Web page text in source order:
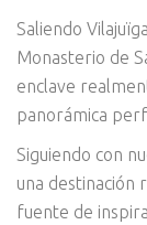
Saliendo
Monasterio de
enclave
panorámica
Siguiendo con
una destinación
fuente de